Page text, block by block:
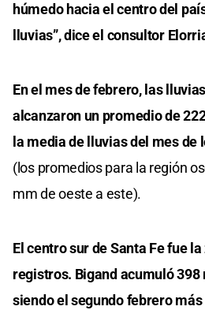
húmedo hacia el centro del
lluvias”, dice el consultor
En el mes de febrero, las
alcanzaron un promedio de
la media de lluvias del mes de
(los promedios para la región
mm de oeste a este).
El centro sur de Santa Fe fue
registros. Bigand acumuló 398
siendo el segundo febrero